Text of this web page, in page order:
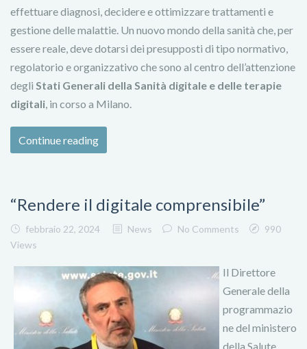
effettuare diagnosi, decidere e ottimizzare trattamenti e
gestione delle malattie. Un nuovo mondo della sanità che, per
essere reale, deve dotarsi dei presupposti di tipo normativo,
regolatorio e organizzativo che sono al centro dell’attenzione
degli Stati Generali della Sanità digitale e delle terapie
digitali, in corso a Milano.
Continue reading
“Rendere il digitale comprensibile”
febbraio 22, 2024 News No Comments
990
Views
Il Direttore
Generale della
programmazio
ne del ministero
della Salute